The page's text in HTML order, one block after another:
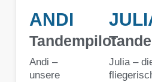
ANDI
Tandempilot
Andi –
unsere
Julia –